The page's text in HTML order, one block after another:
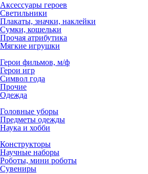
Аксессуары героев
Светильники
Плакаты, значки, наклейки
Сумки, кошельки
Прочая атрибутика
Мягкие игрушки
Герои фильмов, м/ф
Герои игр
Символ года
Прочие
Одежда
Головные уборы
Предметы одежды
Наука и хобби
Конструкторы
Научные наборы
Роботы, мини роботы
Сувениры